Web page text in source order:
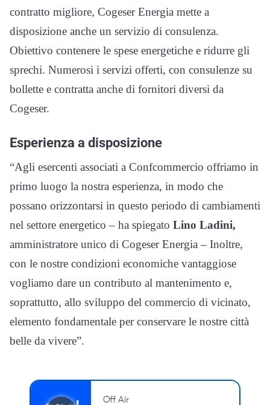
contratto migliore, Cogeser Energia mette a
disposizione anche un servizio di consulenza.
Obiettivo contenere le spese energetiche e ridurre gli
sprechi. Numerosi i servizi offerti, con consulenze su
bollette e contratta anche di fornitori diversi da
Cogeser.
Esperienza a disposizione
“Agli esercenti associati a Confcommercio offriamo in
primo luogo la nostra esperienza, in modo che
possano orizzontarsi in questo periodo di cambiamenti
nel settore energetico – ha spiegato Lino Ladini,
amministratore unico di Cogeser Energia – Inoltre,
con le nostre condizioni economiche vantaggiose
vogliamo dare un contributo al mantenimento e,
soprattutto, allo sviluppo del commercio di vicinato,
elemento fondamentale per conservare le nostre città
belle da vivere”.